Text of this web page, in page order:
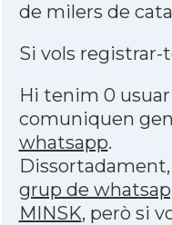
de milers de
Si vols registrar-
Hi tenim 0
comuniquen
whatsapp.
Dissortadament,
grup de
MINSK, però si